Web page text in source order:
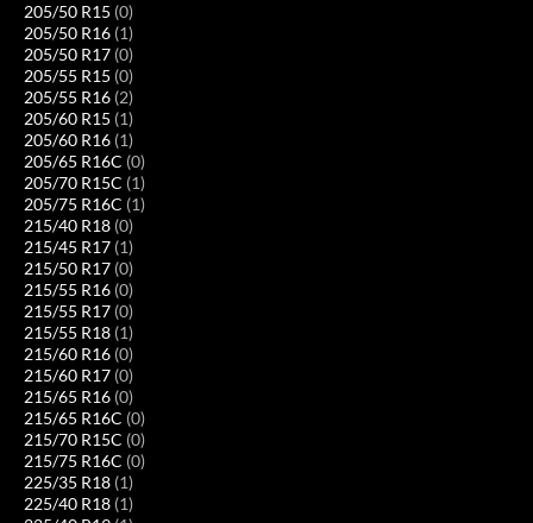
205/50 R15 (0)
205/50 R16 (1)
205/50 R17 (0)
205/55 R15 (0)
205/55 R16 (2)
205/60 R15 (1)
205/60 R16 (1)
205/65 R16C (0)
205/70 R15C (1)
205/75 R16C (1)
215/40 R18 (0)
215/45 R17 (1)
215/50 R17 (0)
215/55 R16 (0)
215/55 R17 (0)
215/55 R18 (1)
215/60 R16 (0)
215/60 R17 (0)
215/65 R16 (0)
215/65 R16C (0)
215/70 R15C (0)
215/75 R16C (0)
225/35 R18 (1)
225/40 R18 (1)